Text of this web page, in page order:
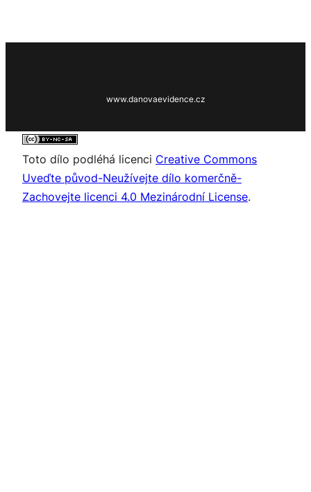
www.danovaevidence.cz
Toto dílo podléhá licenci Creative Commons
Uveďte původ-Neužívejte dílo komerčně-
Zachovejte licenci 4.0 Mezinárodní License.